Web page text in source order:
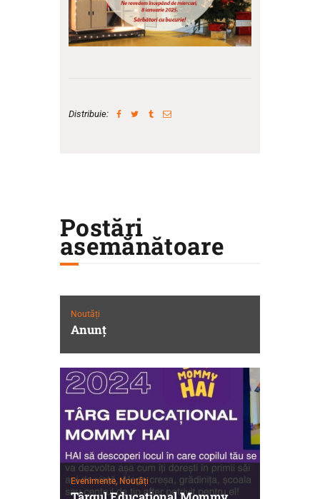
Distribuie:
Postări
asemănătoare
Noutăți
Anunţ
Evenimente, Noutăți